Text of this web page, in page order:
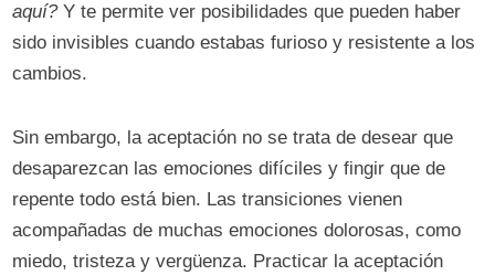
aquí?Y te permite ver posibilidades que pueden haber
sido invisibles cuando estabas furioso y resistente a los
cambios.
Sin embargo, la aceptación no se trata de desear que
desaparezcan las emociones difíciles y fingir que de
repente todo está bien. Las transiciones vienen
acompañadas de muchas emociones dolorosas, como
miedo, tristeza y vergüenza. Practicar la aceptación